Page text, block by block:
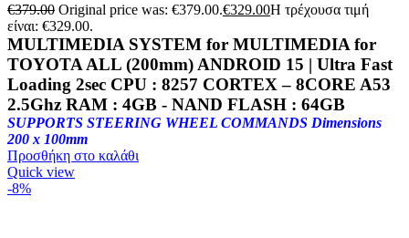
€379.00 Original price was: €379.00.€329.00Η τρέχουσα τιμή
είναι: €329.00.
MULTIMEDIA SYSTEM for MULTIMEDIA for
TOYOTA ALL (200mm) ANDROID 15 | Ultra Fast
Loading 2sec CPU : 8257 CORTEX – 8CORE A53
2.5Ghz RAM : 4GB - NAND FLASH : 64GB
SUPPORTS STEERING WHEEL COMMANDS Dimensions
200 x 100mm
Προσθήκη στο καλάθι
Quick view
-8%